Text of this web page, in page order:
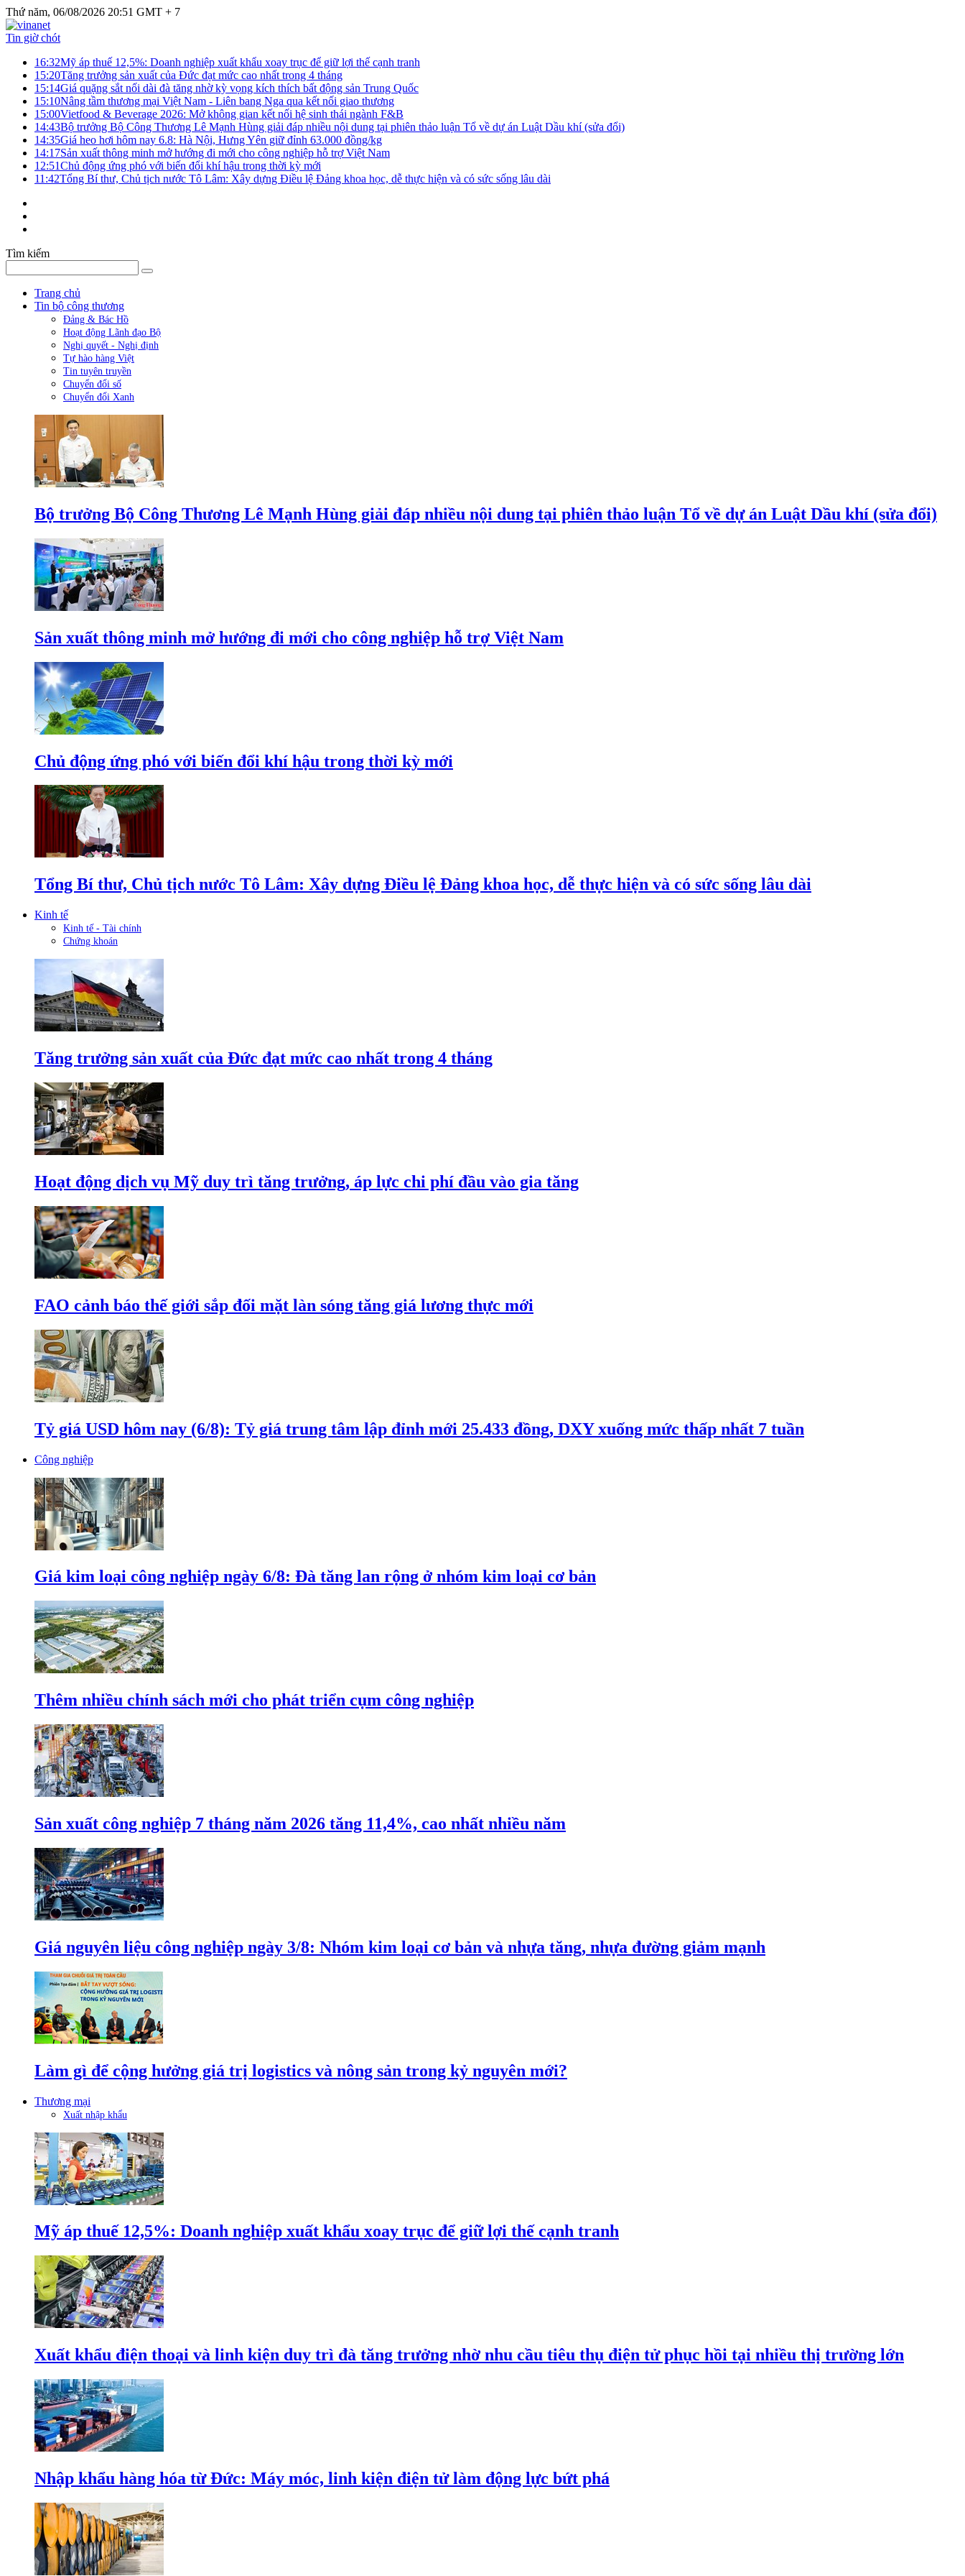
Thứ năm, 06/08/2026 20:51 GMT + 7
Tin giờ chót
16:32Mỹ áp thuế 12,5%: Doanh nghiệp xuất khẩu xoay trục để giữ lợi thế cạnh tranh
15:20Tăng trưởng sản xuất của Đức đạt mức cao nhất trong 4 tháng
15:14Giá quặng sắt nối dài đà tăng nhờ kỳ vọng kích thích bất động sản Trung Quốc
15:10Nâng tầm thương mại Việt Nam - Liên bang Nga qua kết nối giao thương
15:00Vietfood & Beverage 2026: Mở không gian kết nối hệ sinh thái ngành F&B
14:43Bộ trưởng Bộ Công Thương Lê Mạnh Hùng giải đáp nhiều nội dung tại phiên thảo luận Tổ về dự án Luật Dầu khí (sửa đổi)
14:35Giá heo hơi hôm nay 6.8: Hà Nội, Hưng Yên giữ đỉnh 63.000 đồng/kg
14:17Sản xuất thông minh mở hướng đi mới cho công nghiệp hỗ trợ Việt Nam
12:51Chủ động ứng phó với biến đổi khí hậu trong thời kỳ mới
11:42Tổng Bí thư, Chủ tịch nước Tô Lâm: Xây dựng Điều lệ Đảng khoa học, dễ thực hiện và có sức sống lâu dài
Tìm kiếm
Trang chủ
Tin bộ công thương
Đảng & Bác Hồ
Hoạt động Lãnh đạo Bộ
Nghị quyết - Nghị định
Tự hào hàng Việt
Tin tuyên truyền
Chuyển đổi số
Chuyển đổi Xanh
Bộ trưởng Bộ Công Thương Lê Mạnh Hùng giải đáp nhiều nội dung tại phiên thảo luận Tổ về dự án Luật Dầu khí (sửa đổi)
Sản xuất thông minh mở hướng đi mới cho công nghiệp hỗ trợ Việt Nam
Chủ động ứng phó với biến đổi khí hậu trong thời kỳ mới
Tổng Bí thư, Chủ tịch nước Tô Lâm: Xây dựng Điều lệ Đảng khoa học, dễ thực hiện và có sức sống lâu dài
Kinh tế
Kinh tế - Tài chính
Chứng khoán
Tăng trưởng sản xuất của Đức đạt mức cao nhất trong 4 tháng
Hoạt động dịch vụ Mỹ duy trì tăng trưởng, áp lực chi phí đầu vào gia tăng
FAO cảnh báo thế giới sắp đối mặt làn sóng tăng giá lương thực mới
Tỷ giá USD hôm nay (6/8): Tỷ giá trung tâm lập đỉnh mới 25.433 đồng, DXY xuống mức thấp nhất 7 tuần
Công nghiệp
Giá kim loại công nghiệp ngày 6/8: Đà tăng lan rộng ở nhóm kim loại cơ bản
Thêm nhiều chính sách mới cho phát triển cụm công nghiệp
Sản xuất công nghiệp 7 tháng năm 2026 tăng 11,4%, cao nhất nhiều năm
Giá nguyên liệu công nghiệp ngày 3/8: Nhóm kim loại cơ bản và nhựa tăng, nhựa đường giảm mạnh
Làm gì để cộng hưởng giá trị logistics và nông sản trong kỷ nguyên mới?
Thương mại
Xuất nhập khẩu
Mỹ áp thuế 12,5%: Doanh nghiệp xuất khẩu xoay trục để giữ lợi thế cạnh tranh
Xuất khẩu điện thoại và linh kiện duy trì đà tăng trưởng nhờ nhu cầu tiêu thụ điện tử phục hồi tại nhiều thị trường lớn
Nhập khẩu hàng hóa từ Đức: Máy móc, linh kiện điện tử làm động lực bứt phá